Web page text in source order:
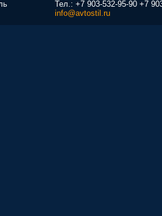
Тел.: +7 903-532-95-90 +7
info@avtostil.ru